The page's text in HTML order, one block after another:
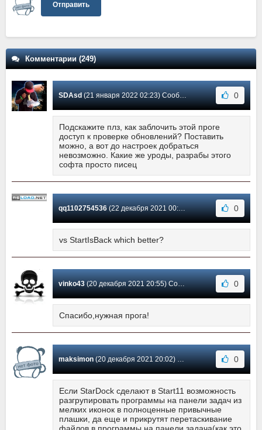
Отправить
Комментарии (249)
SDAsd(21 января 2022 02:23) Сообщение #7 0
Подскажите плз, как заблочить этой проге
доступ к проверке обновлений? Поставить
можно, а вот до настроек добраться
невозможно. Какие же уроды, разрабы этого
софта просто писец
qq1102754536(22 декабря 2021 00:19) Сообщение #6 0
vs StartIsBack which better?
vinko43(20 декабря 2021 20:55) Сообщение #5 0
Спасибо,нужная прога!
maksimon(20 декабря 2021 20:02) Сообщение #4 0
Если StarDock сделают в Start11 возможность
разгрупировать программы на панели задач из
мелких иконок в полноценные привычные
плашки, да еще и прикрутят перетаскивание